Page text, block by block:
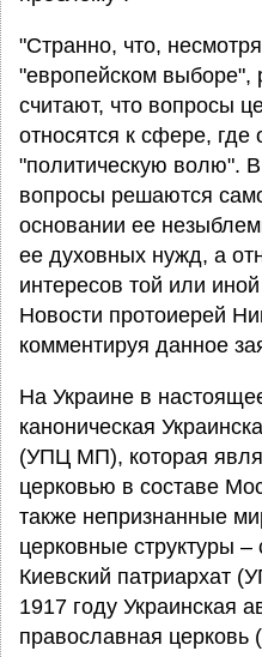
"Странно, что,
"европейском выборе",
считают, что вопросы
относятся к сфере,
"политическую волю". В
вопросы решаются
основании ее
ее духовных нужд, а
интересов той или
Новости протоиерей
комментируя данное
На Украине в
каноническая
(УПЦ МП), которая
церковью в составе
также непризнанные
церковные структуры
Киевский патриархат
1917 году Украинская
православная церковь